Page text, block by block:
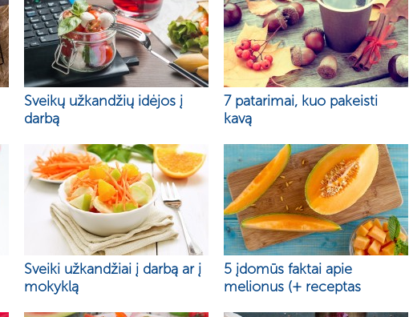
Sveikų užkandžių idėjos į
darbą
7 patarimai, kuo pakeisti
kavą
Sveiki užkandžiai į darbą ar į
mokyklą
5 įdomūs faktai apie
melionus (+ receptas